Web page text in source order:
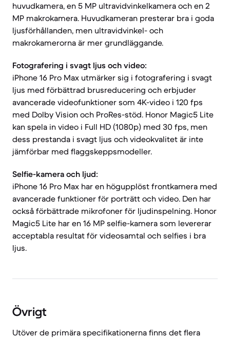
huvudkamera, en 5 MP ultravidvinkelkamera och en 2
MP makrokamera. Huvudkameran presterar bra i goda
ljusförhållanden, men ultravidvinkel- och
makrokamerorna är mer grundläggande.
Fotografering i svagt ljus och video:
iPhone 16 Pro Max utmärker sig i fotografering i svagt
ljus med förbättrad brusreducering och erbjuder
avancerade videofunktioner som 4K-video i 120 fps
med Dolby Vision och ProRes-stöd. Honor Magic5 Lite
kan spela in video i Full HD (1080p) med 30 fps, men
dess prestanda i svagt ljus och videokvalitet är inte
jämförbar med flaggskeppsmodeller.
Selfie-kamera och ljud:
iPhone 16 Pro Max har en högupplöst frontkamera med
avancerade funktioner för porträtt och video. Den har
också förbättrade mikrofoner för ljudinspelning. Honor
Magic5 Lite har en 16 MP selfie-kamera som levererar
acceptabla resultat för videosamtal och selfies i bra
ljus.
Övrigt
Utöver de primära specifikationerna finns det flera